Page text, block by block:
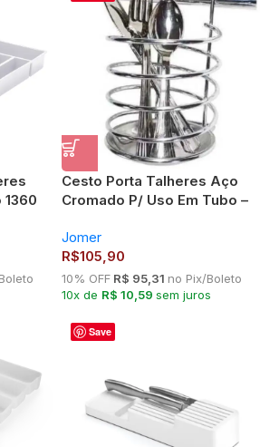
1360
Cesto Porta Talheres Aço
Cromado P/ Uso Em Tubo –
Jomer
R$105,90
10% OFF R$ 95,31 no Pix/Boleto
10x de R$ 10,59 sem juros
Save